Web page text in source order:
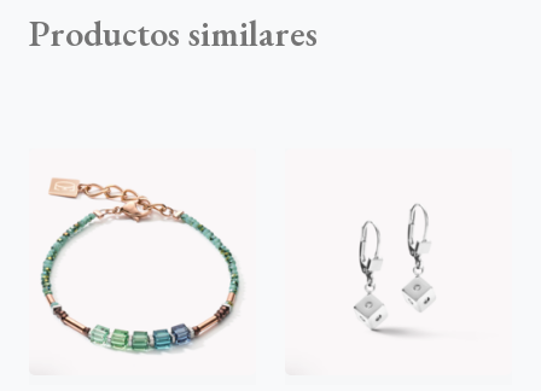
Productos similares